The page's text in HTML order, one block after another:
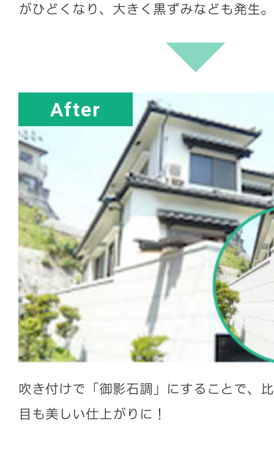
がひどくなり、大きく黒ずみなども発生。
After
吹き付けで「御影石調」にすることで、
目も美しい仕上がりに！